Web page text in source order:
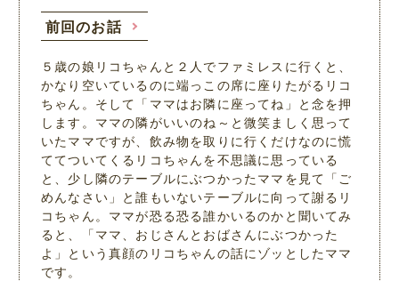
前回のお話
５歳の娘リコちゃんと２人でファミレスに行くと、
かなり空いているのに端っこの席に座りたがるリコ
ちゃん。そして「ママはお隣に座ってね」と念を押
します。ママの隣がいいのね～と微笑ましく思って
いたママですが、飲み物を取りに行くだけなのに慌
ててついてくるリコちゃんを不思議に思っている
と、少し隣のテーブルにぶつかったママを見て「ご
めんなさい」と誰もいないテーブルに向って謝るリ
コちゃん。ママが恐る恐る誰かいるのかと聞いてみ
ると、「ママ、おじさんとおばさんにぶつかった
よ」という真顔のリコちゃんの話にゾッとしたママ
です。